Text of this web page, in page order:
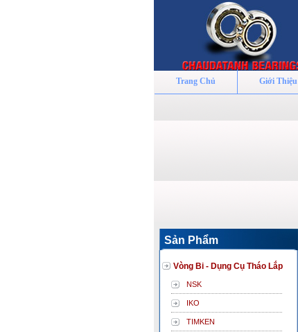
Trang Chủ Giới Thiệu
Sản Phẩm
Vòng Bi - Dụng Cụ Tháo Lắp
NSK
IKO
TIMKEN